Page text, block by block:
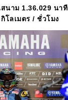
นาม 1.36.029 นาที
โลเมตร / ชั่วโมง